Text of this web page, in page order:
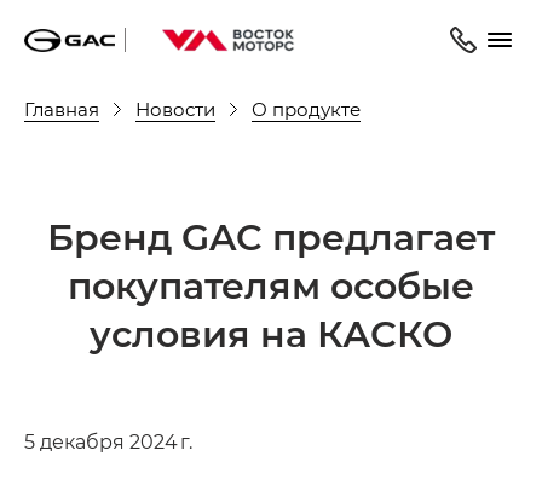
Главная Новости О продукте
Бренд GAC предлагает
покупателям особые
условия на КАСКО
5 декабря 2024 г.